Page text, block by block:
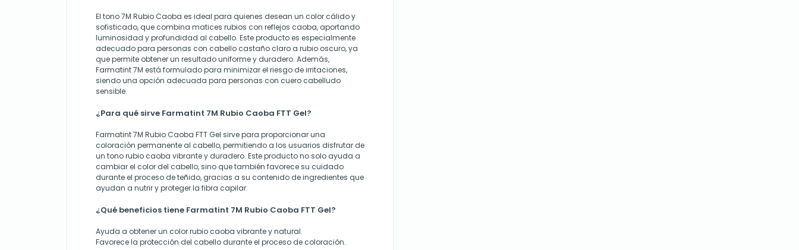
El tono 7M Rubio Caoba es ideal para quienes desean un color cálido y
sofisticado, que combina matices rubios con reflejos caoba, aportando
luminosidad y profundidad al cabello. Este producto es especialmente
adecuado para personas con cabello castaño claro a rubio oscuro, ya
que permite obtener un resultado uniforme y duradero. Además,
Farmatint 7M está formulado para minimizar el riesgo de irritaciones,
siendo una opción adecuada para personas con cuero cabelludo
sensible.
¿Para qué sirve Farmatint 7M Rubio Caoba FTT Gel?
Farmatint 7M Rubio Caoba FTT Gel sirve para proporcionar una
coloración permanente al cabello, permitiendo a los usuarios disfrutar de
un tono rubio caoba vibrante y duradero. Este producto no solo ayuda a
cambiar el color del cabello, sino que también favorece su cuidado
durante el proceso de teñido, gracias a su contenido de ingredientes que
ayudan a nutrir y proteger la fibra capilar.
¿Qué beneficios tiene Farmatint 7M Rubio Caoba FTT Gel?
Ayuda a obtener un color rubio caoba vibrante y natural.
Favorece la protección del cabello durante el proceso de coloración.